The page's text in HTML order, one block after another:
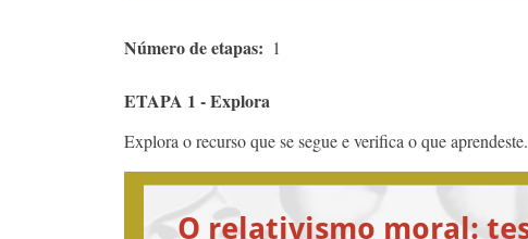
Número de etapas 1
ETAPA 1 - Explora
Explora o recurso que se segue e verifica o que aprendeste.